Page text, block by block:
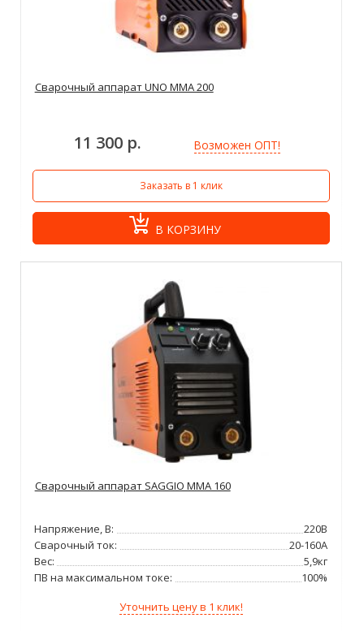
Сварочный аппарат UNO MMA 200
11 300 р. Возможен ОПТ!
Заказать в 1 клик
В КОРЗИНУ
Сварочный аппарат SAGGIO MMA 160
Напряжение, В:
220В
Сварочный ток:
20-160А
Вес:
5,9кг
ПВ на максимальном токе:
100%
Уточнить цену в 1 клик!